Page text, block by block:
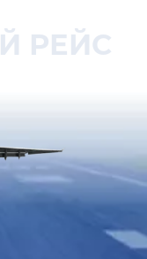
РЕЙС